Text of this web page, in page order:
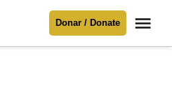
necesitamos
Donar / Donate